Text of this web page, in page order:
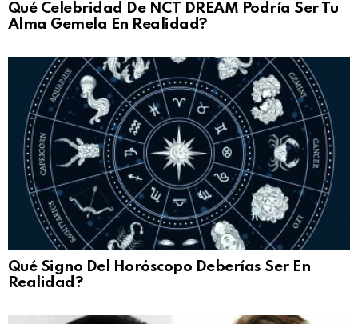
Qué Celebridad De NCT DREAM Podría Ser Tu
Alma Gemela En Realidad?
Qué Signo Del Horóscopo Deberías Ser En
Realidad?